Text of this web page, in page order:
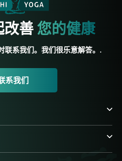
改善 您的健康
联系我们。我们很乐意解答。.
系我们